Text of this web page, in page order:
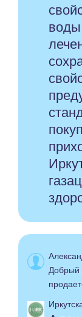
воды
Добрый